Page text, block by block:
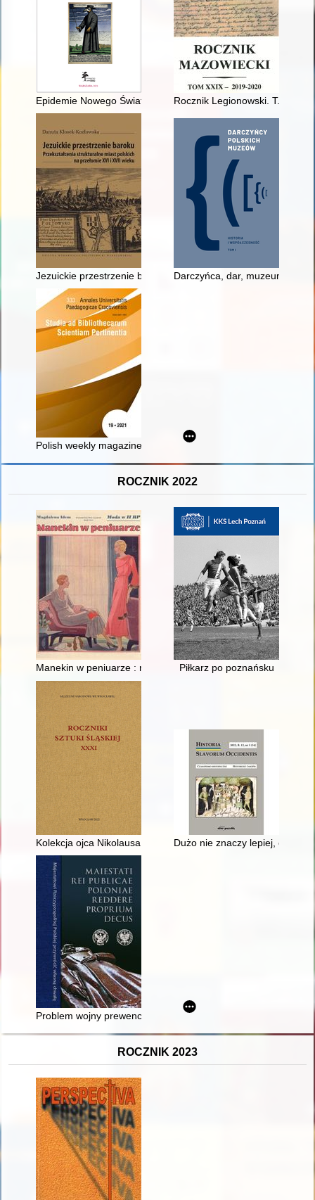
Epidemie Nowego Świata Rocznik Legionowski. T. 12 -
Jezuickie przestrzenie baroku : przekształcenia strukturalne
Darczyńca, dar, muzeum
Polish weekly magazines on Wojciech Smarzowski's "Clergy"
ROCZNIK 2022
Manekin w peniuarze : moda w II RPPiłkarz po poznańsku
Kolekcja ojca Nikolausa von Lutterottiego OSB (1892-1955) :
Dużo nie znaczy lepiej, czyli
Problem wojny prewencyjnej w 1933 roku
ROCZNIK 2023